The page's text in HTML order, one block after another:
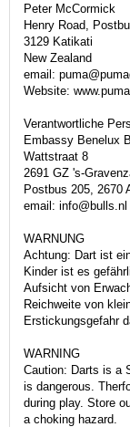
Peter McCormick
Henry Road,
3129 Katikati
New Zealand
email:
Website:
Verantwortliche
Embassy Benelux
Wattstraat 8
2691 GZ 's-
Postbus 205, 2670
email: info@bulls.nl
WARNUNG
Achtung: Dart ist
Kinder ist es
Aufsicht von
Reichweite von
Erstickungsgefahr
WARNING
Caution: Darts is a
is dangerous.
during play. Store
a choking hazard.